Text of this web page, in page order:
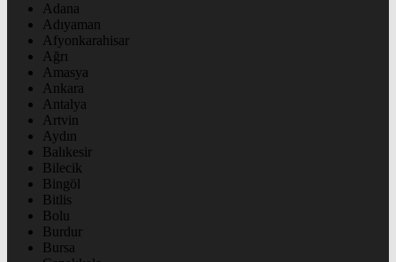
Adana
Adıyaman
Afyonkarahisar
Ağrı
Amasya
Ankara
Antalya
Artvin
Aydın
Balıkesir
Bilecik
Bingöl
Bitlis
Bolu
Burdur
Bursa